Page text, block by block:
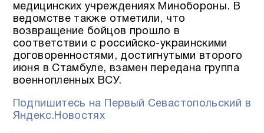
медицинских учреждениях Минобороны. В
ведомстве также отметили, что
возвращение бойцов прошло в
соответствии с российско-украинскими
договоренностями, достигнутыми второго
июня в Стамбуле, взамен передана группа
военнопленных ВСУ.
Подпишитесь на Первый Севастопольский в
Яндекс.Новостях